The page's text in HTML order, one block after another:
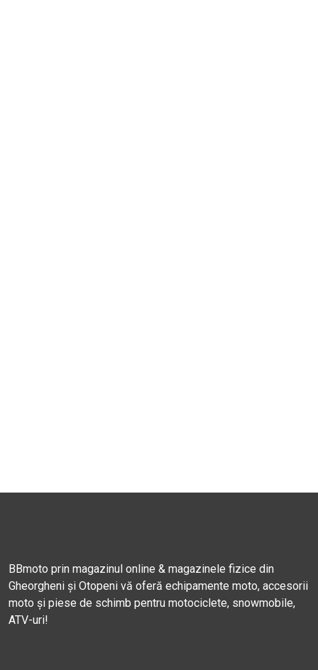
BBmoto prin magazinul online & magazinele fizice din
Gheorgheni și Otopeni vă oferă echipamente moto, accesorii
moto și piese de schimb pentru motociclete, snowmobile,
ATV-uri!